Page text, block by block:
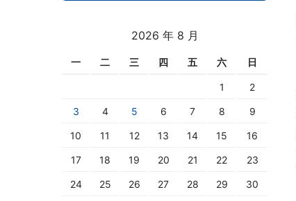
2026 年 8 月
一 二 三 四 五 六 日
1 2
3 4 5 6 7 8 9
10 11 12 13 14 15 16
17 18 19 20 21 22 23
24 25 26 27 28 29 30